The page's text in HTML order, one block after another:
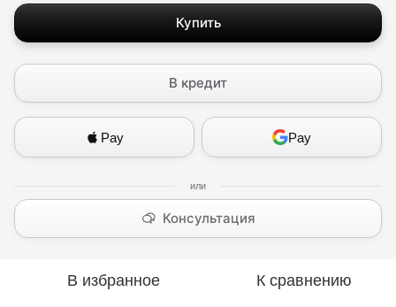
Купить
В кредит
Pay Pay
Консультация
В избранное К сравнению